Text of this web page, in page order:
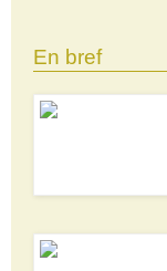
En bref